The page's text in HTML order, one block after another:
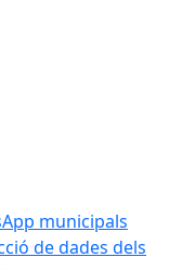
municipals
de dades dels